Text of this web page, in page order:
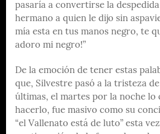
pasaría a convertirse la
hermano a quien le dijo sin
mía esta en tus manos negro, te
adoro mi negro!”
De la emoción de tener estas
que, Silvestre pasó a la tristeza
últimas, el martes por la noche
hacerlo, fue masivo como su
“el Vallenato está de luto” esta